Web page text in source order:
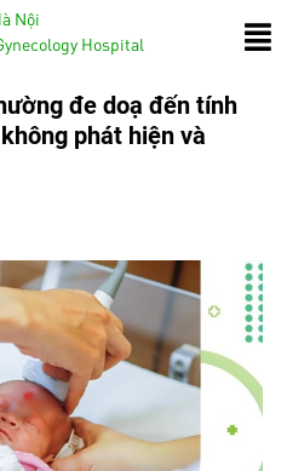
Nội
Hospital
đe doạ đến tính
phát hiện và